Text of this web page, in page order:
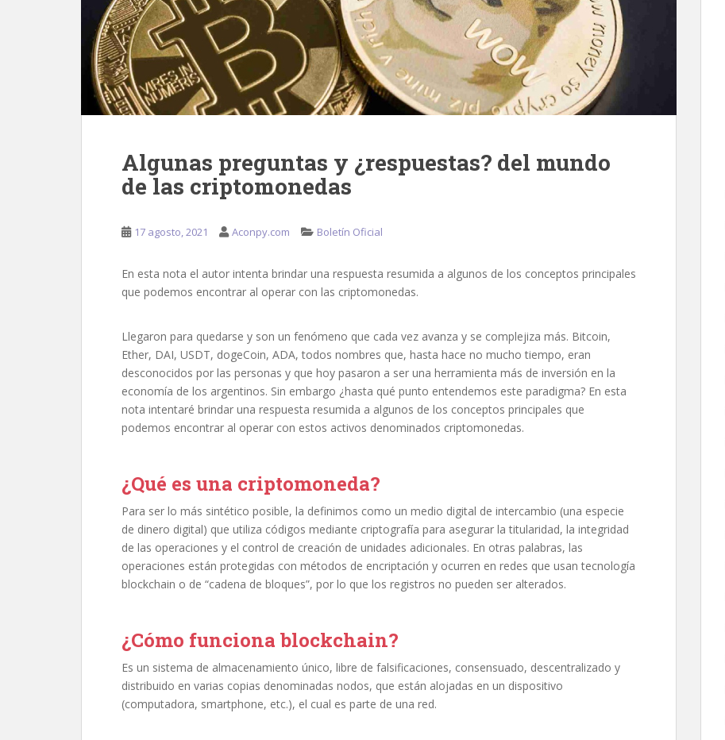
Algunas preguntas y ¿respuestas? del mundo
de las criptomonedas
17 agosto, 2021 Aconpy.com Boletín Oficial
En esta nota el autor intenta brindar una respuesta resumida a algunos de los conceptos principales
que podemos encontrar al operar con las criptomonedas.
Llegaron para quedarse y son un fenómeno que cada vez avanza y se complejiza más. Bitcoin,
Ether, DAI, USDT, dogeCoin, ADA, todos nombres que, hasta hace no mucho tiempo, eran
desconocidos por las personas y que hoy pasaron a ser una herramienta más de inversión en la
economía de los argentinos. Sin embargo ¿hasta qué punto entendemos este paradigma? En esta
nota intentaré brindar una respuesta resumida a algunos de los conceptos principales que
podemos encontrar al operar con estos activos denominados criptomonedas.
¿Qué es una criptomoneda?
Para ser lo más sintético posible, la definimos como un medio digital de intercambio (una especie
de dinero digital) que utiliza códigos mediante criptografía para asegurar la titularidad, la integridad
de las operaciones y el control de creación de unidades adicionales. En otras palabras, las
operaciones están protegidas con métodos de encriptación y ocurren en redes que usan tecnología
blockchain o de “cadena de bloques”, por lo que los registros no pueden ser alterados.
¿Cómo funciona blockchain?
Es un sistema de almacenamiento único, libre de falsificaciones, consensuado, descentralizado y
distribuido en varias copias denominadas nodos, que están alojadas en un dispositivo
(computadora, smartphone, etc.), el cual es parte de una red.